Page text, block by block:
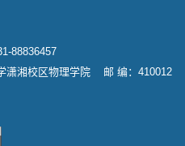
88836457
潇湘校区物理学院 邮 编：410012